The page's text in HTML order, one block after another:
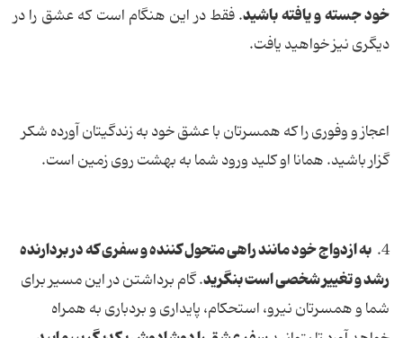
خود جسته و یافته باشید. فقط در این هنگام است كه عشق را در
دیگری نیز خواهید یافت.
اعجاز و وفوری را كه همسرتان با عشق خود به زندگیتان آورده شكر
گزار باشید. همانا او كلید ورود شما به بهشت روی زمین است.
4. به ازدواج خود مانند راهی متحول كننده و سفری كه در بردارنده
رشد و تغییر شخصی است بنگرید. گام برداشتن در این مسیر برای
شما و همسرتان نیرو، استحكام، پایداری و بردباری به همراه